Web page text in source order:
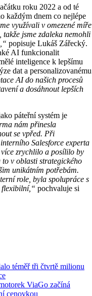
roku 2022 a od té
každým dnem co nejlépe
využívali v omezené míře
jsme zdaleka nemohli
,“ popisuje Lukáš Zářecký.
AI funkcionalit
inteligence k lepšímu
dat a personalizovanému
AI do našich procesů
a dosáhnout lepších
páteřní systém je
nám přinesla
se vpřed. Při
Salesforce experta
více zrychlilo a posílilo by
v oblasti strategického
unikátním potřebám.
role, byla spolupráce s
flexibilní,“ pochvaluje si
téměř tři čtvrtě milionu
ViaGo začíná
cenovkou